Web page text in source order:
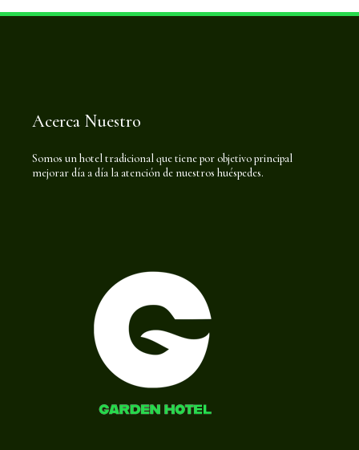
Acerca Nuestro
Somos un hotel tradicional que tiene por objetivo principal
mejorar día a día la atención de nuestros huéspedes.